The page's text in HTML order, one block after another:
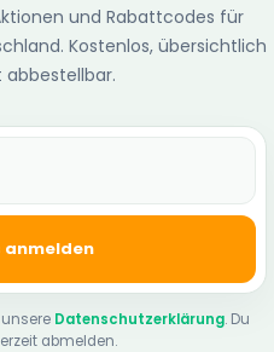
und Rabattcodes für
Kostenlos, übersichtlich
anmelden
Datenschutzerklärung. Du
abmelden.